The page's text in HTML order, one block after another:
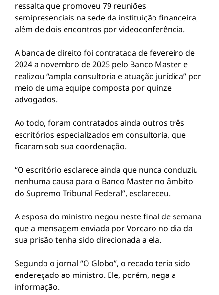
ressalta que promoveu 79 reuniões
semipresenciais na sede da instituição financeira,
além de dois encontros por videoconferência.
A banca de direito foi contratada de fevereiro de
2024 a novembro de 2025 pelo Banco Master e
realizou “ampla consultoria e atuação jurídica” por
meio de uma equipe composta por quinze
advogados.
Ao todo, foram contratados ainda outros três
escritórios especializados em consultoria, que
ficaram sob sua coordenação.
“O escritório esclarece ainda que nunca conduziu
nenhuma causa para o Banco Master no âmbito
do Supremo Tribunal Federal”, esclareceu.
A esposa do ministro negou neste final de semana
que a mensagem enviada por Vorcaro no dia da
sua prisão tenha sido direcionada a ela.
Segundo o jornal “O Globo”, o recado teria sido
endereçado ao ministro. Ele, porém, nega a
informação.